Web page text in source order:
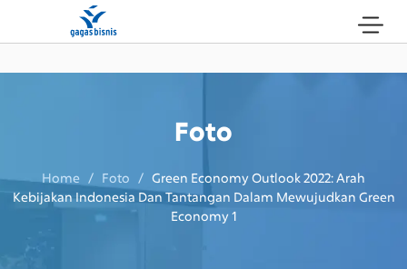
Foto
Home / Foto / Green Economy Outlook 2022: Arah
Kebijakan Indonesia Dan Tantangan Dalam Mewujudkan Green
Economy 1